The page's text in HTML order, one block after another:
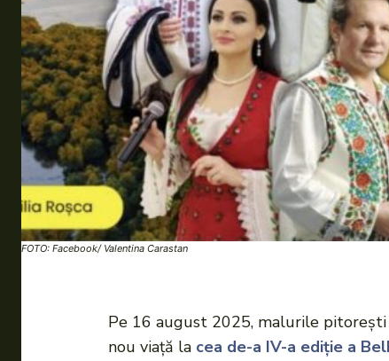
FOTO: Facebook/ Valentina Carastan
Pe 16 august 2025, malurile pitorești
nou viață la cea de-a IV-a ediție a